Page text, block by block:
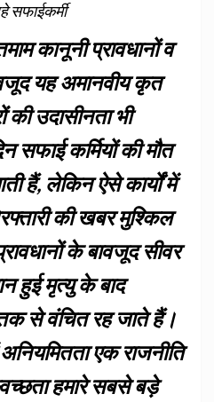
सफाईकर्मी
कानूनी प्रावधानों व
यह अमानवीय कृत
की उदासीनता भी
सफाई कर्मियों की मौत
हैं, लेकिन ऐसे कार्यों में
की खबर मुश्किल
के बावजूद सीवर
हुई मृत्यु के बाद
से वंचित रह जाते हैं।
एक राजनीति
हमारे सबसे बड़े